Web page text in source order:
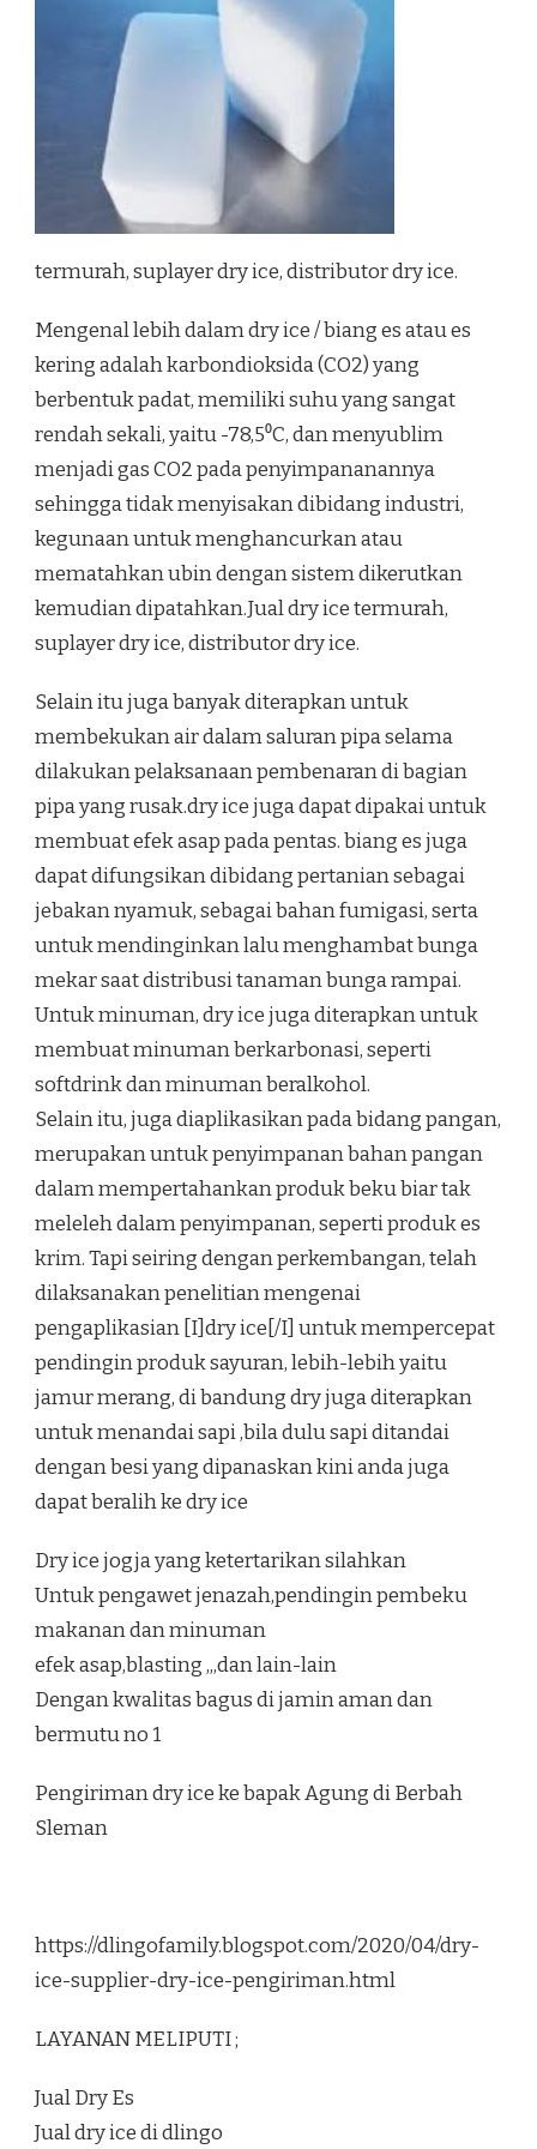
termurah, suplayer dry ice, distributor dry ice.
Mengenal lebih dalam dry ice / biang es atau es
kering adalah karbondioksida (CO2) yang
berbentuk padat, memiliki suhu yang sangat
rendah sekali, yaitu -78,5⁰C, dan menyublim
menjadi gas CO2 pada penyimpananannya
sehingga tidak menyisakan dibidang industri,
kegunaan untuk menghancurkan atau
mematahkan ubin dengan sistem dikerutkan
kemudian dipatahkan.Jual dry ice termurah,
suplayer dry ice, distributor dry ice.
Selain itu juga banyak diterapkan untuk
membekukan air dalam saluran pipa selama
dilakukan pelaksanaan pembenaran di bagian
pipa yang rusak.dry ice juga dapat dipakai untuk
membuat efek asap pada pentas. biang es juga
dapat difungsikan dibidang pertanian sebagai
jebakan nyamuk, sebagai bahan fumigasi, serta
untuk mendinginkan lalu menghambat bunga
mekar saat distribusi tanaman bunga rampai.
Untuk minuman, dry ice juga diterapkan untuk
membuat minuman berkarbonasi, seperti
softdrink dan minuman beralkohol.
Selain itu, juga diaplikasikan pada bidang pangan,
merupakan untuk penyimpanan bahan pangan
dalam mempertahankan produk beku biar tak
meleleh dalam penyimpanan, seperti produk es
krim. Tapi seiring dengan perkembangan, telah
dilaksanakan penelitian mengenai
pengaplikasian [I]dry ice[/I] untuk mempercepat
pendingin produk sayuran, lebih-lebih yaitu
jamur merang, di bandung dry juga diterapkan
untuk menandai sapi ,bila dulu sapi ditandai
dengan besi yang dipanaskan kini anda juga
dapat beralih ke dry ice
Dry ice jogja yang ketertarikan silahkan
Untuk pengawet jenazah,pendingin pembeku
makanan dan minuman
efek asap,blasting ,,,dan lain-lain
Dengan kwalitas bagus di jamin aman dan
bermutu no 1
Pengiriman dry ice ke bapak Agung di Berbah
Sleman
https://dlingofamily.blogspot.com/2020/04/dry-
ice-supplier-dry-ice-pengiriman.html
LAYANAN MELIPUTI ;
Jual Dry Es
Jual dry ice di dlingo